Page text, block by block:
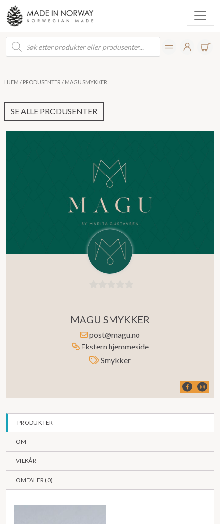
Products
search
HJEM / PRODUSENTER / MAGU SMYKKER
SE ALLE PRODUSENTER
av
5
MAGU SMYKKER
post@magu.no
Ekstern hjemmeside
Smykker
PRODUKTER
OM
VILKÅR
OMTALER (0)